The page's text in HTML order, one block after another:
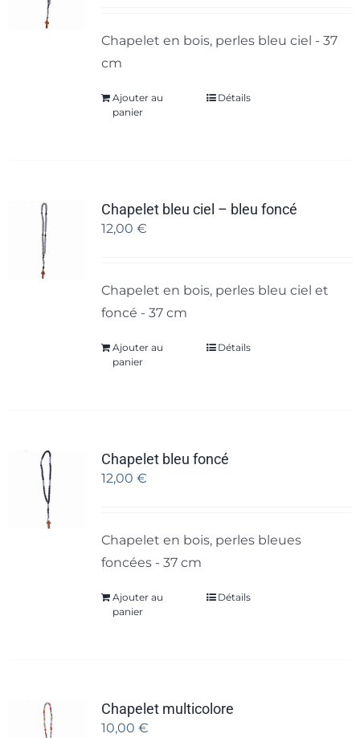
Chapelet en bois, perles bleu ciel - 37
cm
Ajouter au
panier
Détails
Chapelet bleu ciel – bleu foncé
12,00 €
Chapelet en bois, perles bleu ciel et
foncé - 37 cm
Ajouter au
panier
Détails
Chapelet bleu foncé
12,00 €
Chapelet en bois, perles bleues
foncées - 37 cm
Ajouter au
panier
Détails
Chapelet multicolore
10,00 €